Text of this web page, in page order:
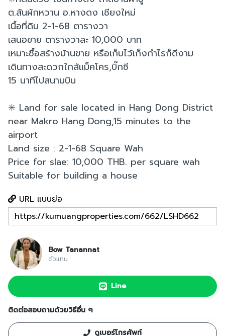
ต.สันผักหวาน อ.หางดง เชียงใหม่
เนื้อที่ดิน 2-1-68 ตารางวา
เสนอขาย ตารางวาละ 10,000 บาท
เหมาะซื้อสร้างบ้านขาย หรือเก็บไว้เก็งกำไรก็ดีงาม
เดินทางสะดวกใกล้แม็คโคร,บิ๊กซี
15 นาทีไปสนามบิน
✳️ Land for sale located in Hang Dong District
near Makro Hang Dong,15 minutes to the
airport
Land size : 2-1-68 Square Wah
Price for slae: 10,000 THB. per square wah
Suitable for building a house
URL แบบย่อ
Bow Tanannat
ตัวแทน
Line
ติดต่อสอบถามด้วยวิธีอื่น ๆ
ดูเบอร์โทรศัพท์